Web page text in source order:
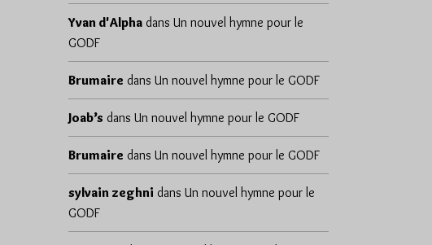
Yvan d'Alpha dans Un nouvel hymne pour le
GODF
Brumaire dans Un nouvel hymne pour le GODF
Joab’s dans Un nouvel hymne pour le GODF
Brumaire dans Un nouvel hymne pour le GODF
sylvain zeghni dans Un nouvel hymne pour le
GODF